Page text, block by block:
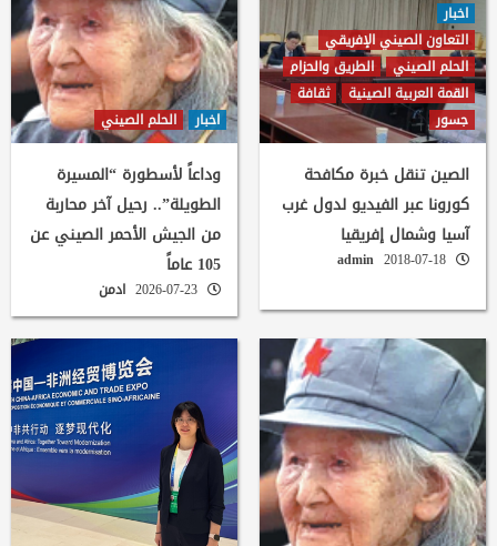
اخبار
التعاون الصيني الإفريقي
الحلم الصيني
الطريق والحزام
القمة العربية الصينية
ثقافة
جسور
الصين تنقل خبرة مكافحة
كورونا عبر الفيديو لدول غرب
آسيا وشمال إفريقيا
admin
اخبار الحلم الصيني
وداعاً لأسطورة “المسيرة
الطويلة”.. رحيل آخر محاربة
من الجيش الأحمر الصيني عن
105 عاماً
ادمن